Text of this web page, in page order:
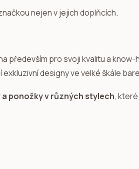
nejen v jejich doplňcích.
především pro svoji kvalitu a know-
designy ve velké škále
ponožky v různých stylech, které